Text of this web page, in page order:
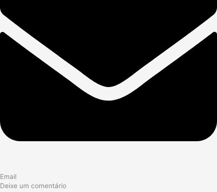
Email
Deixe um comentário